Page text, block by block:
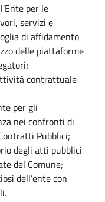
per le
servizi e
di affidamento
delle piattaforme
contrattuale
per gli
nei confronti di
Pubblici;
degli atti pubblici
del Comune;
dell’ente con